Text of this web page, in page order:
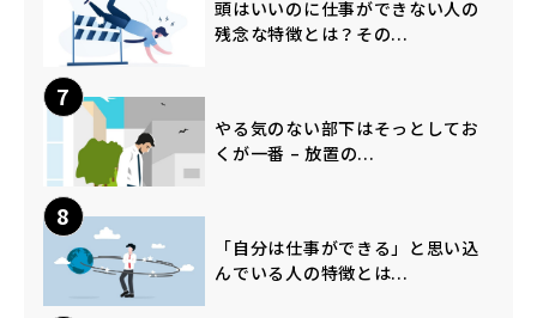
頭はいいのに仕事ができない人の
残念な特徴とは？その...
7
やる気のない部下はそっとしてお
くが一番 – 放置の...
8
「自分は仕事ができる」と思い込
んでいる人の特徴とは...